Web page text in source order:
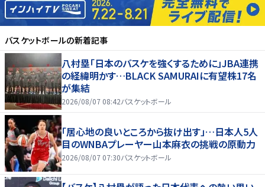
バスケットボールの新着記事
八村塁「日本のバスケを強くするために」JBA連携
の経緯明かす…BLACK SAMURAIに有望株17名
が集結
2026/08/07 08:42バスケットボール
「居心地の良いところから抜け出す」…日本人5人
目のWNBAプレーヤー山本麻衣の挑戦の原動力
2026/08/07 07:30バスケットボール